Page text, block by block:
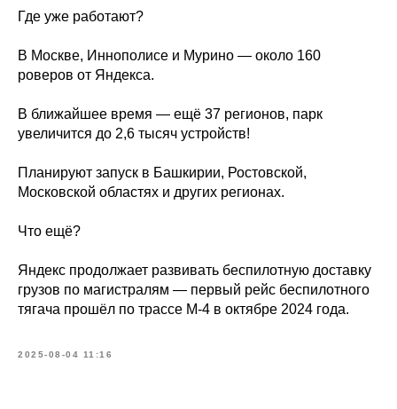
Где уже работают?
В Москве, Иннополисе и Мурино — около 160
роверов от Яндекса.
В ближайшее время — ещё 37 регионов, парк
увеличится до 2,6 тысяч устройств!
Планируют запуск в Башкирии, Ростовской,
Московской областях и других регионах.
Что ещё?
Яндекс продолжает развивать беспилотную доставку
грузов по магистралям — первый рейс беспилотного
тягача прошёл по трассе М-4 в октябре 2024 года.
2025-08-04 11:16